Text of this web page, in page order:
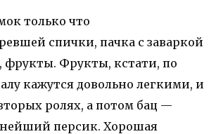
только что
спички, пачка с заваркой
фрукты. Фрукты, кстати, по
кажутся довольно легкими, и
ролях, а потом бац —
персик. Хорошая